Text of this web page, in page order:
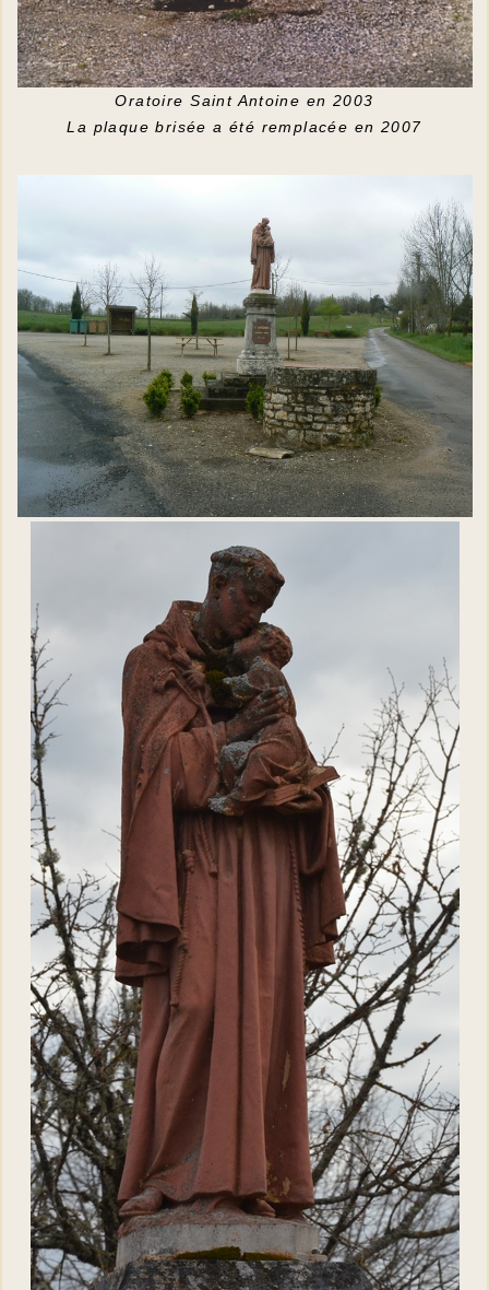
Oratoire Saint Antoine en 2003
La plaque brisée a été remplacée en 2007